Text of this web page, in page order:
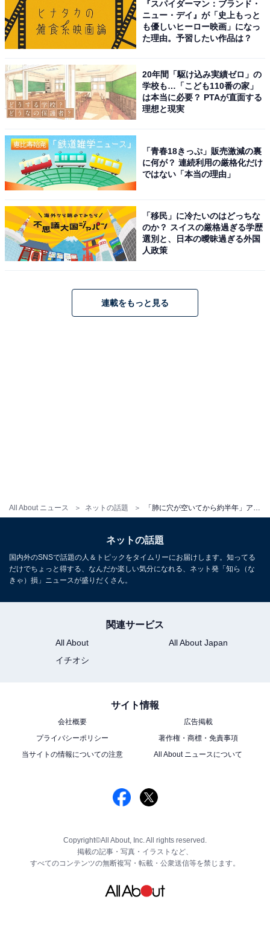
All About ニュース ネットの話題
『スパイダーマン：ブランド・
ニュー・デイ』が「史上もっと
も優しいヒーロー映画」になっ
た理由。予習したい作品は？
20年間「駆け込み実績ゼロ」の
学校も…「こども110番の家」
は本当に必要？ PTAが直面する
理想と現実
「青春18きっぷ」販売激減の裏
に何が？ 連続利用の厳格化だけ
ではない「本当の理由」
「移民」に冷たいのはどっちな
のか？ スイスの厳格過ぎる学歴
選別と、日本の曖昧過ぎる外国
人政策
連載をもっと見る
ネットの話題
国内外のSNSで話題の人＆トピックをタイムリーにお届けします。知ってる
だけでちょっと得する、なんだか楽しい気分になれる、ネット発「知ら（な
きゃ）損」ニュースが盛りだくさん。
関連サービス
All About
All About Japan
イチオシ
サイト情報
会社概要
広告掲載
プライバシーポリシー
著作権・商標・免責事項
当サイトの情報についての注意
All About ニュースについて
Copyright©All About, Inc. All rights reserved.
掲載の記事・写真・イラストなど、
すべてのコンテンツの無断複写・転載・公衆送信等を禁じます。